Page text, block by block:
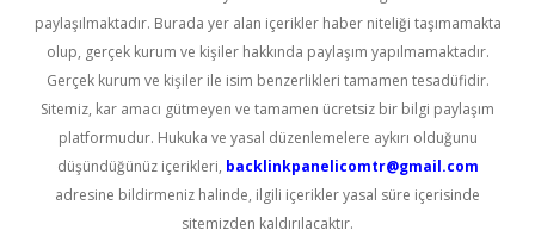
paylaşılmaktadır. Burada yer alan içerikler haber niteliği taşımamakta
olup, gerçek kurum ve kişiler hakkında paylaşım yapılmamaktadır.
Gerçek kurum ve kişiler ile isim benzerlikleri tamamen tesadüfidir.
Sitemiz, kar amacı gütmeyen ve tamamen ücretsiz bir bilgi paylaşım
platformudur. Hukuka ve yasal düzenlemelere aykırı olduğunu
düşündüğünüz içerikleri, backlinkpanelicomtr@gmail.com
adresine bildirmeniz halinde, ilgili içerikler yasal süre içerisinde
sitemizden kaldırılacaktır.